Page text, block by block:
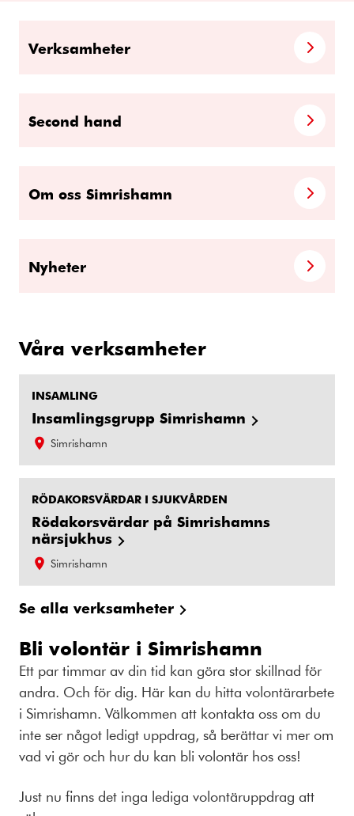
Verksamheter
Second hand
Om oss Simrishamn
Nyheter
Våra verksamheter
INSAMLING
Insamlingsgrupp Simrishamn
Simrishamn
RÖDAKORSVÄRDAR I SJUKVÅRDEN
Rödakorsvärdar på Simrishamns
närsjukhus
Simrishamn
Se alla verksamheter
Bli volontär i Simrishamn
Ett par timmar av din tid kan göra stor skillnad för
andra. Och för dig. Här kan du hitta volontärarbete
i Simrishamn. Välkommen att kontakta oss om du
inte ser något ledigt uppdrag, så berättar vi mer om
vad vi gör och hur du kan bli volontär hos oss!
Just nu finns det inga lediga volontäruppdrag att